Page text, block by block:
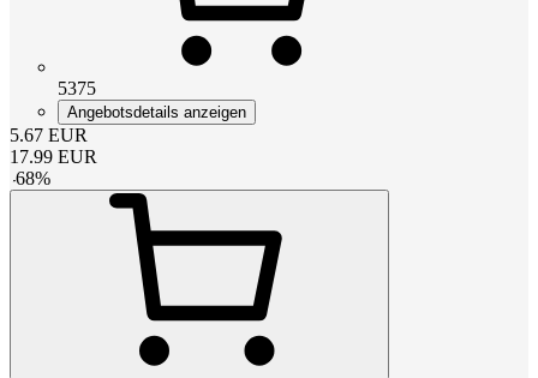
5375
Angebotsdetails anzeigen
5.67 EUR
17.99 EUR
-68%